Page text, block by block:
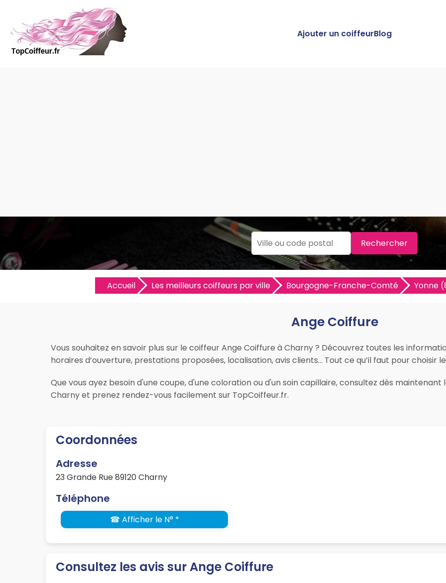
Ajouter un coiffeurBlog
Rechercher
Accueil Les meilleurs coiffeurs par ville Bourgogne-Franche-Comté Yonne
Ange Coiffure
Vous souhaitez en savoir plus sur le coiffeur Ange Coiffure à Charny ? Découvrez toutes les
horaires d’ouverture, prestations proposées, localisation, avis clients… Tout ce qu’il faut pour choisir
Que vous ayez besoin d'une coupe, d'une coloration ou d'un soin capillaire, consultez dès
Charny et prenez rendez-vous facilement sur TopCoiffeur.fr.
Coordonnées
Adresse
23 Grande Rue 89120 Charny
Téléphone
☎ Afficher le N° *
Consultez les avis sur Ange Coiffure